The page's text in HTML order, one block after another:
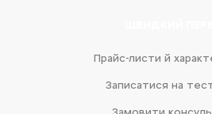
Прайс-листи й
Записатися на